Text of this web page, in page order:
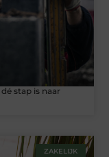
stap is naar
ZAKELIJK